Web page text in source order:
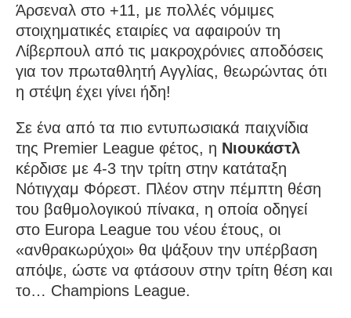
Άρσεναλ στο +11, με πολλές νόμιμες
στοιχηματικές εταιρίες να αφαιρούν τη
Λίβερπουλ από τις μακροχρόνιες αποδόσεις
για τον πρωταθλητή Αγγλίας, θεωρώντας ότι
η στέψη έχει γίνει ήδη!
Σε ένα από τα πιο εντυπωσιακά παιχνίδια
της Premier League φέτος, η Νιουκάστλ
κέρδισε με 4-3 την τρίτη στην κατάταξη
Νότιγχαμ Φόρεστ. Πλέον στην πέμπτη θέση
του βαθμολογικού πίνακα, η οποία οδηγεί
στο Europa League του νέου έτους, οι
«ανθρακωρύχοι» θα ψάξουν την υπέρβαση
απόψε, ώστε να φτάσουν στην τρίτη θέση και
το… Champions League.